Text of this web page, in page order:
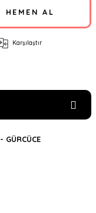
HEMEN AL
Karşılaştır
- GÜRCÜCE